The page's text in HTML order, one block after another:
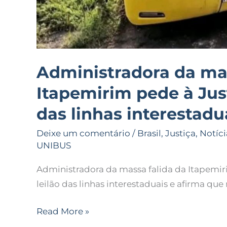
Administradora da
Itapemirim pede à
das linhas
Deixe um comentário / Brasil, Justiça,
UNIBUS
Administradora da massa falida da
leilão das linhas interestaduais e afirma
Read More »